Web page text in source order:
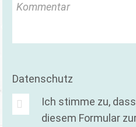
Kommentar
Datenschutz
Ich stimme zu,
diesem Formular